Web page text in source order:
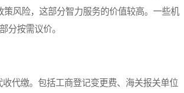
风险，这部分智力服务的价值较高。一些机
分按需议价。
代缴。包括工商登记变更费、海关报关单位